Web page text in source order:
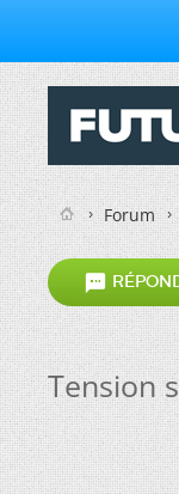
Forum

Tension